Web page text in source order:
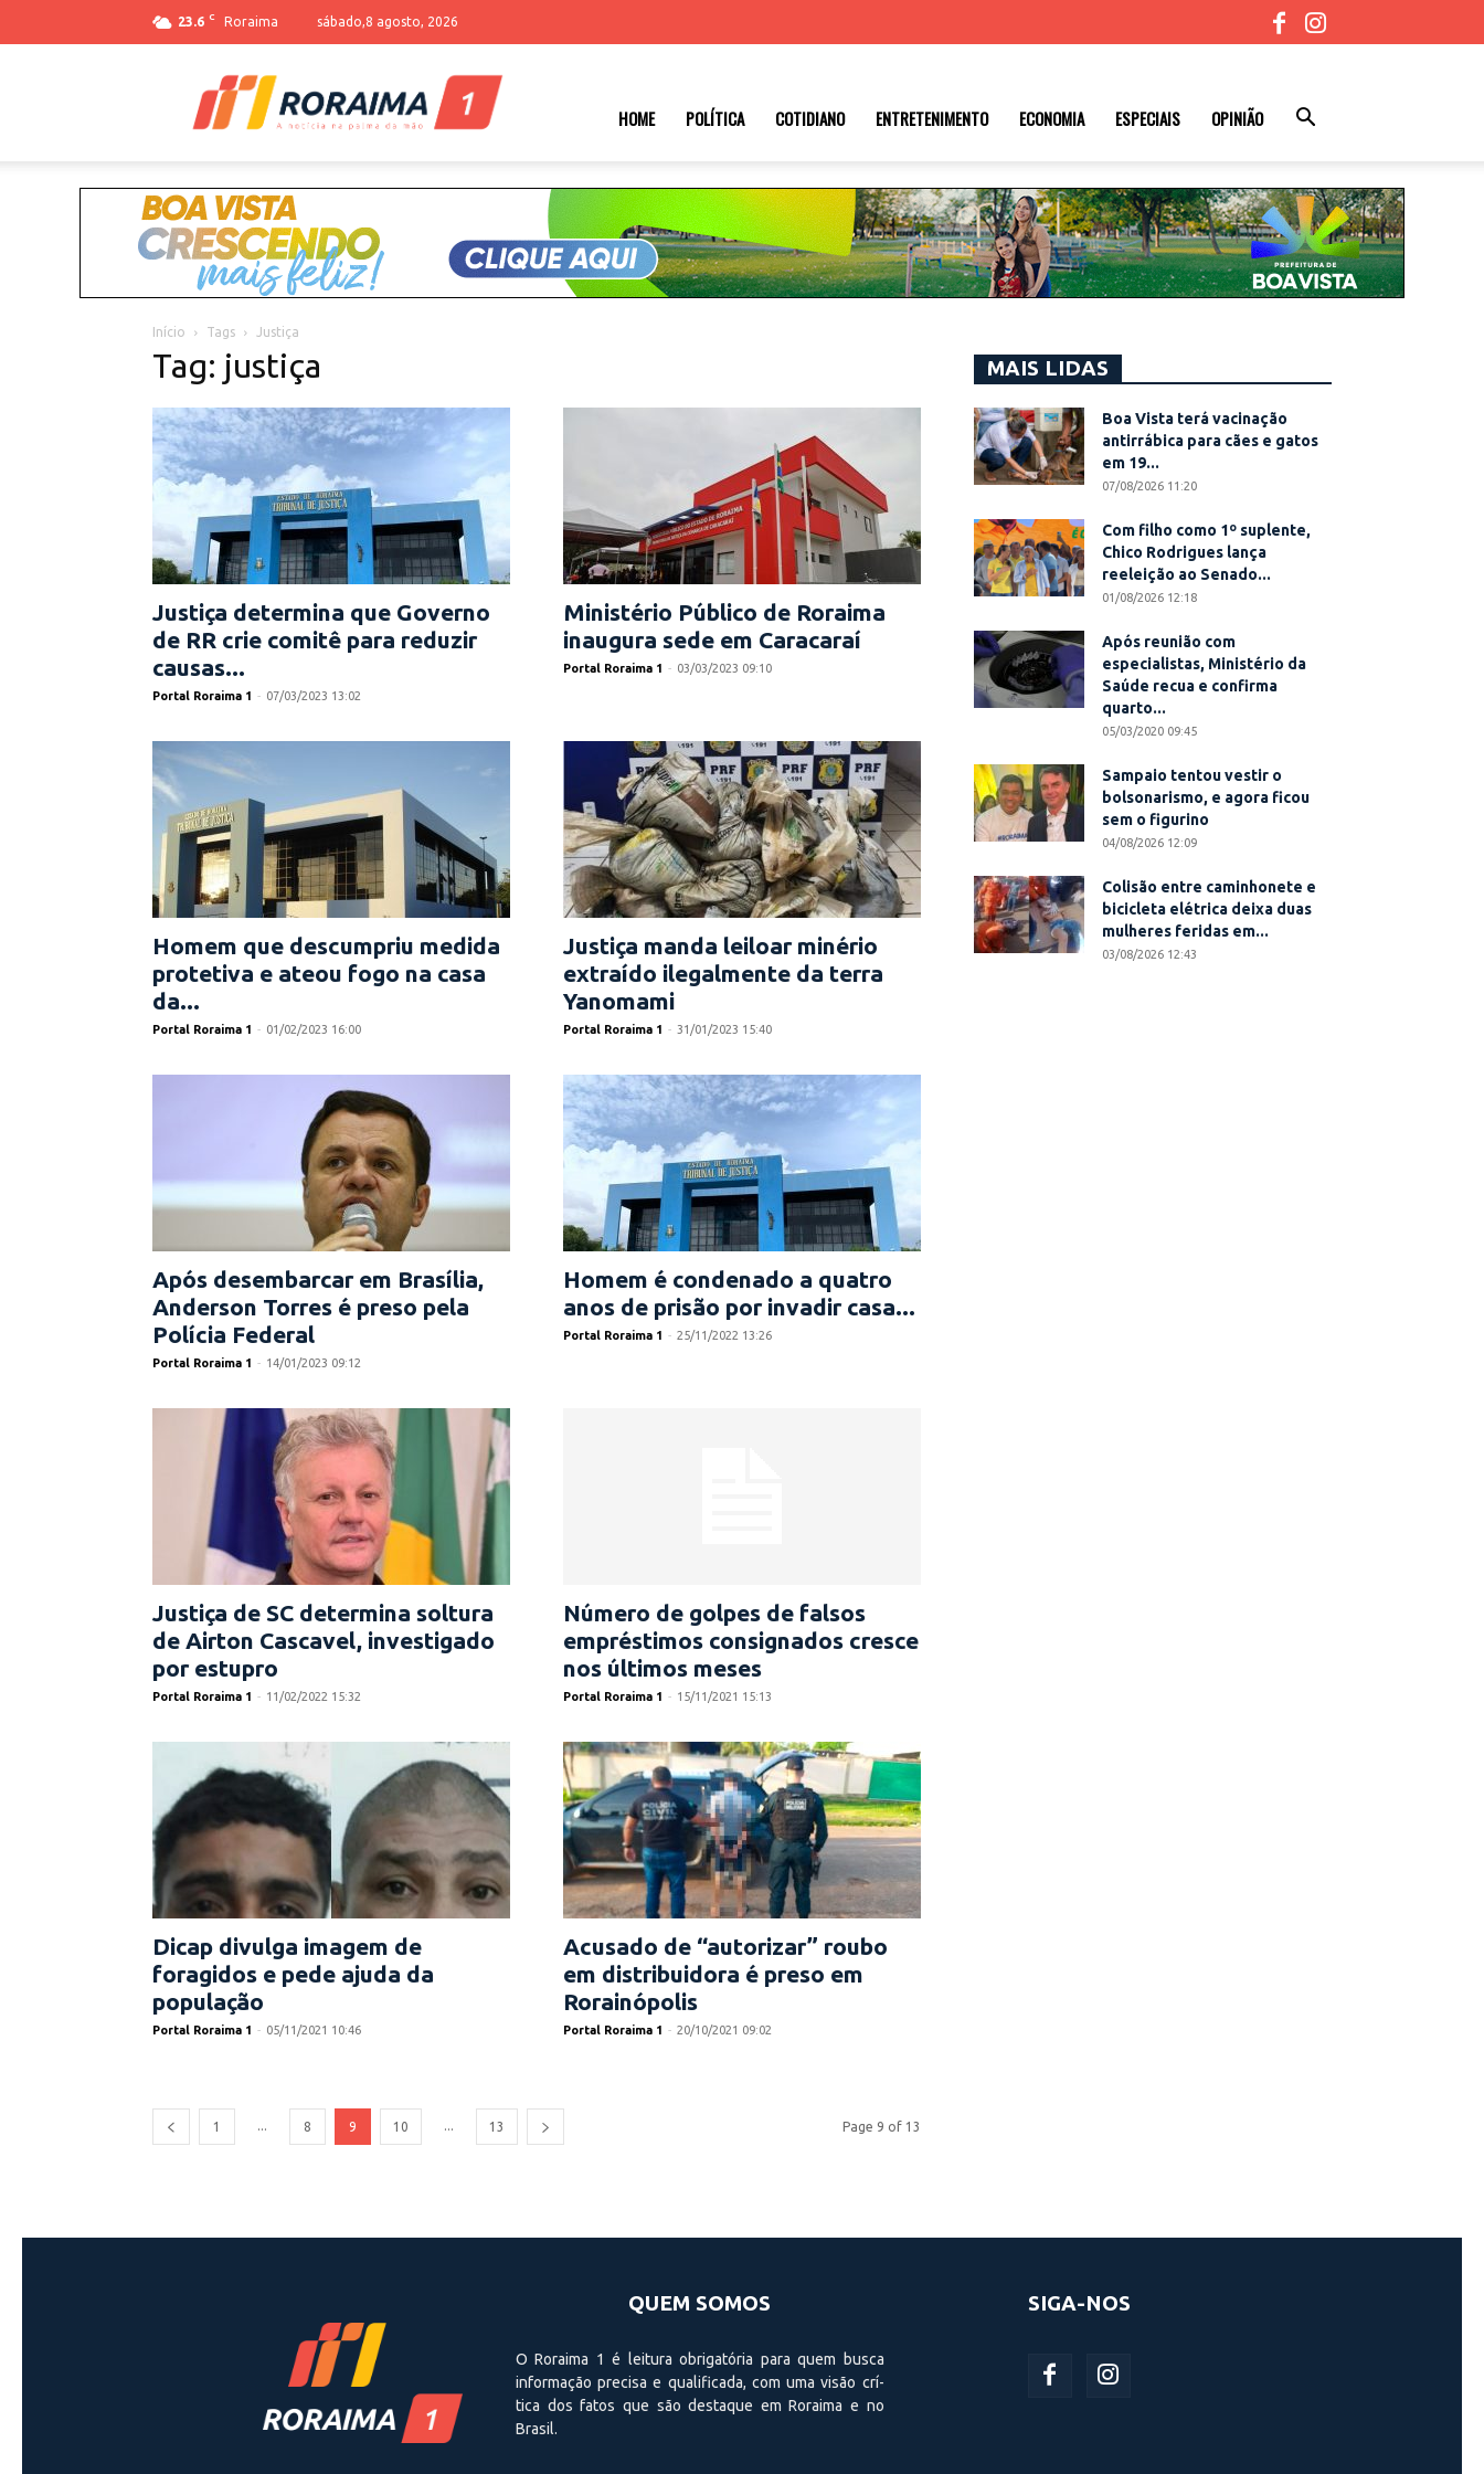
23.6 C Roraima sábado,8 agosto, 2026
HOME POLÍTICA COTIDIANO ENTRETENIMENTO ECONOMIA ESPECIAIS OPINIÃO
Início Tags Justiça
Tag: justiça
Justiça determina que Governo
de RR crie comitê para reduzir
causas...
Portal Roraima 1 - 07/03/2023 13:02
Ministério Público de Roraima
inaugura sede em Caracaraí
Portal Roraima 1 - 03/03/2023 09:10
Homem que descumpriu medida
protetiva e ateou fogo na casa
da...
Portal Roraima 1 - 01/02/2023 16:00
Justiça manda leiloar minério
extraído ilegalmente da terra
Yanomami
Portal Roraima 1 - 31/01/2023 15:40
Após desembarcar em Brasília,
Anderson Torres é preso pela
Polícia Federal
Portal Roraima 1 - 14/01/2023 09:12
Homem é condenado a quatro
anos de prisão por invadir casa...
Portal Roraima 1 - 25/11/2022 13:26
Justiça de SC determina soltura
de Airton Cascavel, investigado
por estupro
Portal Roraima 1 - 11/02/2022 15:32
Número de golpes de falsos
empréstimos consignados cresce
nos últimos meses
Portal Roraima 1 - 15/11/2021 15:13
Dicap divulga imagem de
foragidos e pede ajuda da
população
Portal Roraima 1 - 05/11/2021 10:46
Acusado de “autorizar” roubo
em distribuidora é preso em
Rorainópolis
Portal Roraima 1 - 20/10/2021 09:02
1 ... 8 9 10 ... 13 Page 9 of 13
MAIS LIDAS
Boa Vista terá vacinação
antirrábica para cães e gatos
em 19...
07/08/2026 11:20
Com filho como 1º suplente,
Chico Rodrigues lança
reeleição ao Senado...
01/08/2026 12:18
Após reunião com
especialistas, Ministério da
Saúde recua e confirma
quarto...
05/03/2020 09:45
Sampaio tentou vestir o
bolsonarismo, e agora ficou
sem o figurino
04/08/2026 12:09
Colisão entre caminhonete e
bicicleta elétrica deixa duas
mulheres feridas em...
03/08/2026 12:43
QUEM SOMOS
O Roraima 1 é leitura obrigatória para quem busca
informação precisa e qualificada, com uma visão crí­
tica dos fatos que são destaque em Roraima e no
Brasil.
SIGA-NOS